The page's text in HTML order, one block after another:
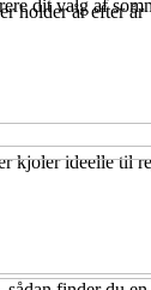
dit valg af
holder år efter år
kjoler ideelle til